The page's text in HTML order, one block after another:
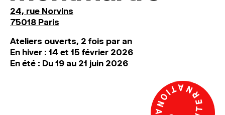
24, rue Norvins
75018 Paris
Ateliers ouverts, 2 fois par an
En hiver : 14 et 15 février 2026
En été : Du 19 au 21 juin 2026